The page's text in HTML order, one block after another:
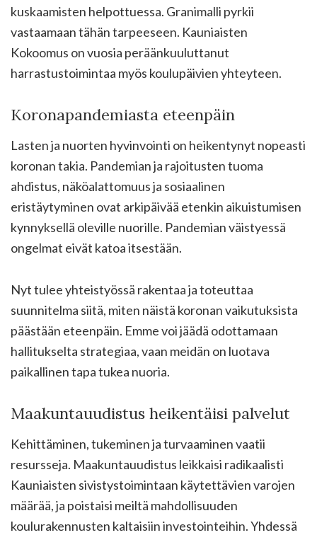
kuskaamisten helpottuessa. Granimalli pyrkii
vastaamaan tähän tarpeeseen. Kauniaisten
Kokoomus on vuosia peräänkuuluttanut
harrastustoimintaa myös koulupäivien yhteyteen.
Koronapandemiasta eteenpäin
Lasten ja nuorten hyvinvointi on heikentynyt nopeasti
koronan takia. Pandemian ja rajoitusten tuoma
ahdistus, näköalattomuus ja sosiaalinen
eristäytyminen ovat arkipäivää etenkin aikuistumisen
kynnyksellä oleville nuorille. Pandemian väistyessä
ongelmat eivät katoa itsestään.
Nyt tulee yhteistyössä rakentaa ja toteuttaa
suunnitelma siitä, miten näistä koronan vaikutuksista
päästään eteenpäin. Emme voi jäädä odottamaan
hallitukselta strategiaa, vaan meidän on luotava
paikallinen tapa tukea nuoria.
Maakuntauudistus heikentäisi palvelut
Kehittäminen, tukeminen ja turvaaminen vaatii
resursseja. Maakuntauudistus leikkaisi radikaalisti
Kauniaisten sivistystoimintaan käytettävien varojen
määrää, ja poistaisi meiltä mahdollisuuden
koulurakennusten kaltaisiin investointeihin. Yhdessä